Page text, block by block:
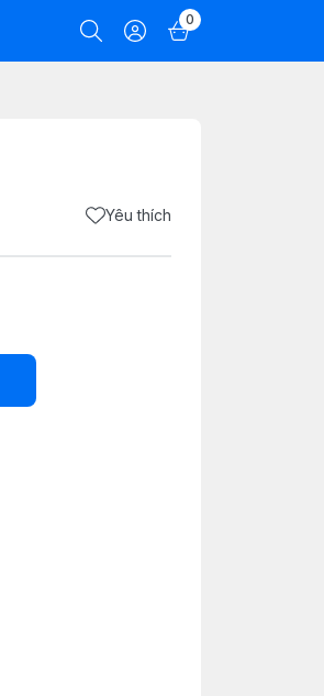
0
Yêu thích